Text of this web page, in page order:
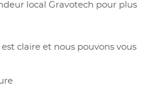
local Gravotech pour plus
claire et nous pouvons vous